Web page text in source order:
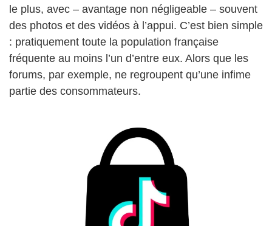
le plus, avec – avantage non négligeable – souvent
des photos et des vidéos à l’appui. C’est bien simple
: pratiquement toute la population française
fréquente au moins l’un d’entre eux. Alors que les
forums, par exemple, ne regroupent qu’une infime
partie des consommateurs.